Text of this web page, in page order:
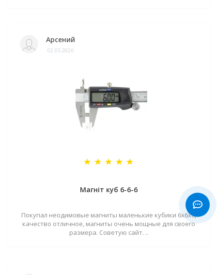
Арсений
02.05.2026
Магніт куб 6-6-6
Покупал неодимовые магниты маленькие кубики 6х6х6,
качество отличное, магниты очень мощные для своего
размера. Советую сайт. ..